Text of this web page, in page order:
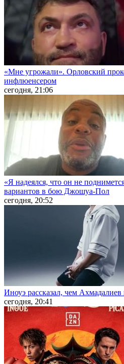
«Мне угрожали». Орловский
инфлюенсером
сегодня, 21:06
«Я надеялся, что он не
вариантов в бою Джошуа-Пол
сегодня, 20:52
Иноуэ рассказал, чем
сегодня, 20:41